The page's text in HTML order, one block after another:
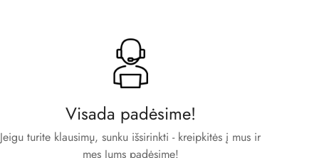
Visada padėsime!
Jeigu turite klausimų, sunku išsirinkti - kreipkitės į mus ir
mes Jums padėsime!